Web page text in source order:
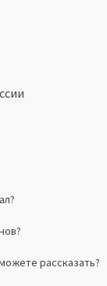
рассказать?